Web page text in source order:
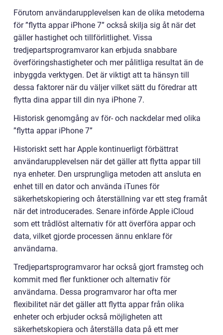
Förutom användarupplevelsen kan de olika metoderna
för ”flytta appar iPhone 7” också skilja sig åt när det
gäller hastighet och tillförlitlighet. Vissa
tredjepartsprogramvaror kan erbjuda snabbare
överföringshastigheter och mer pålitliga resultat än de
inbyggda verktygen. Det är viktigt att ta hänsyn till
dessa faktorer när du väljer vilket sätt du föredrar att
flytta dina appar till din nya iPhone 7.
Historisk genomgång av för- och nackdelar med olika
”flytta appar iPhone 7”
Historiskt sett har Apple kontinuerligt förbättrat
användarupplevelsen när det gäller att flytta appar till
nya enheter. Den ursprungliga metoden att ansluta en
enhet till en dator och använda iTunes för
säkerhetskopiering och återställning var ett steg framåt
när det introducerades. Senare införde Apple iCloud
som ett trådlöst alternativ för att överföra appar och
data, vilket gjorde processen ännu enklare för
användarna.
Tredjepartsprogramvaror har också gjort framsteg och
kommit med fler funktioner och alternativ för
användarna. Dessa programvaror har ofta mer
flexibilitet när det gäller att flytta appar från olika
enheter och erbjuder också möjligheten att
säkerhetskopiera och återställa data på ett mer